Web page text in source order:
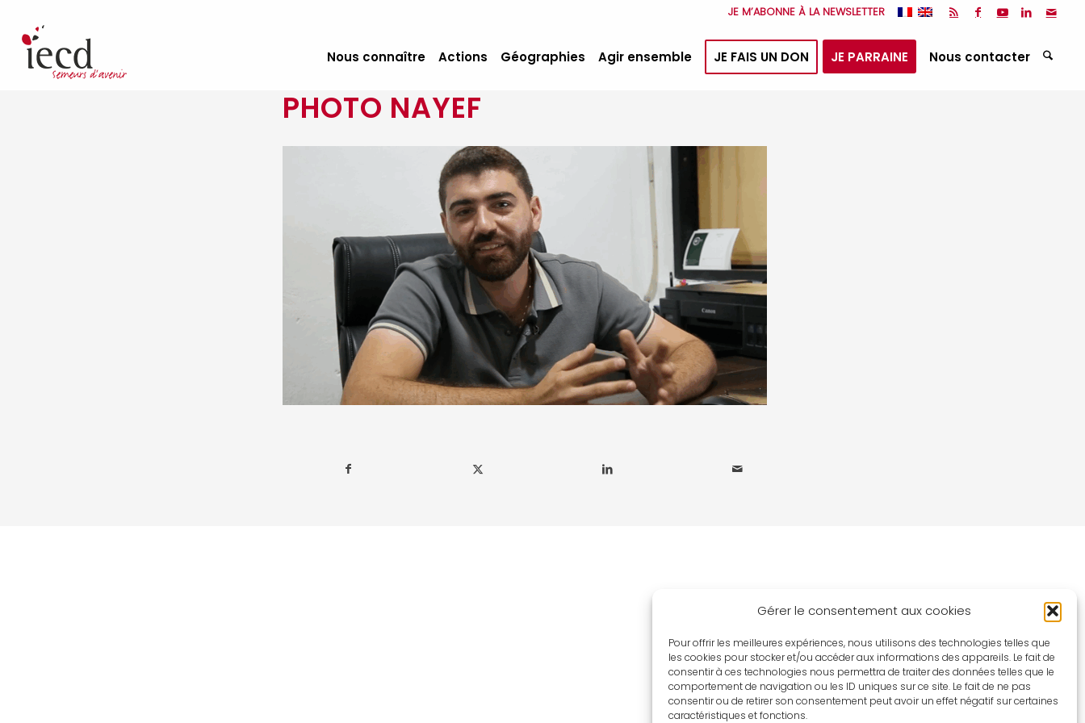
Gérer le consentement aux cookies
Pour offrir les meilleures expériences, nous utilisons des technologies telles que
les cookies pour stocker et/ou accéder aux informations des appareils. Le fait de
consentir à ces technologies nous permettra de traiter des données telles que le
comportement de navigation ou les ID uniques sur ce site. Le fait de ne pas
consentir ou de retirer son consentement peut avoir un effet négatif sur certaines
caractéristiques et fonctions.
JE M’ABONNE À LA NEWSLETTER
Nous connaître Actions Géographies Agir ensemble JE FAIS UN DON JE PARRAINE Nous contacter
PHOTO NAYEF